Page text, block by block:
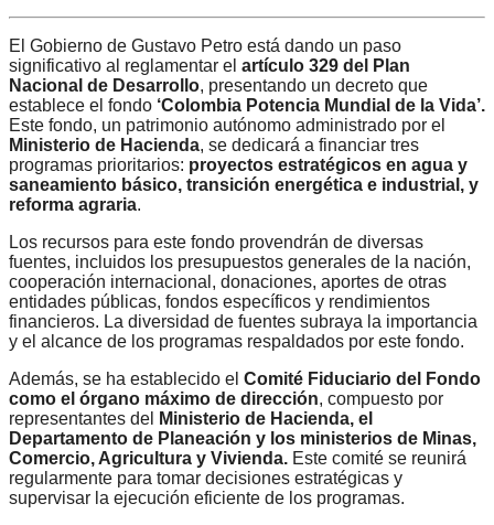
El Gobierno de Gustavo Petro está dando un paso
significativo al reglamentar el artículo 329 del Plan
Nacional de Desarrollo, presentando un decreto que
establece el fondo ‘Colombia Potencia Mundial de la Vida’.
Este fondo, un patrimonio autónomo administrado por el
Ministerio de Hacienda, se dedicará a financiar tres
programas prioritarios: proyectos estratégicos en agua y
saneamiento básico, transición energética e industrial, y
reforma agraria.
Los recursos para este fondo provendrán de diversas
fuentes, incluidos los presupuestos generales de la nación,
cooperación internacional, donaciones, aportes de otras
entidades públicas, fondos específicos y rendimientos
financieros. La diversidad de fuentes subraya la importancia
y el alcance de los programas respaldados por este fondo.
Además, se ha establecido el Comité Fiduciario del Fondo
como el órgano máximo de dirección, compuesto por
representantes del
Ministerio de Hacienda, el
Departamento de Planeación y los ministerios de Minas,
Comercio, Agricultura y Vivienda. Este comité se reunirá
regularmente para tomar decisiones estratégicas y
supervisar la ejecución eficiente de los programas.